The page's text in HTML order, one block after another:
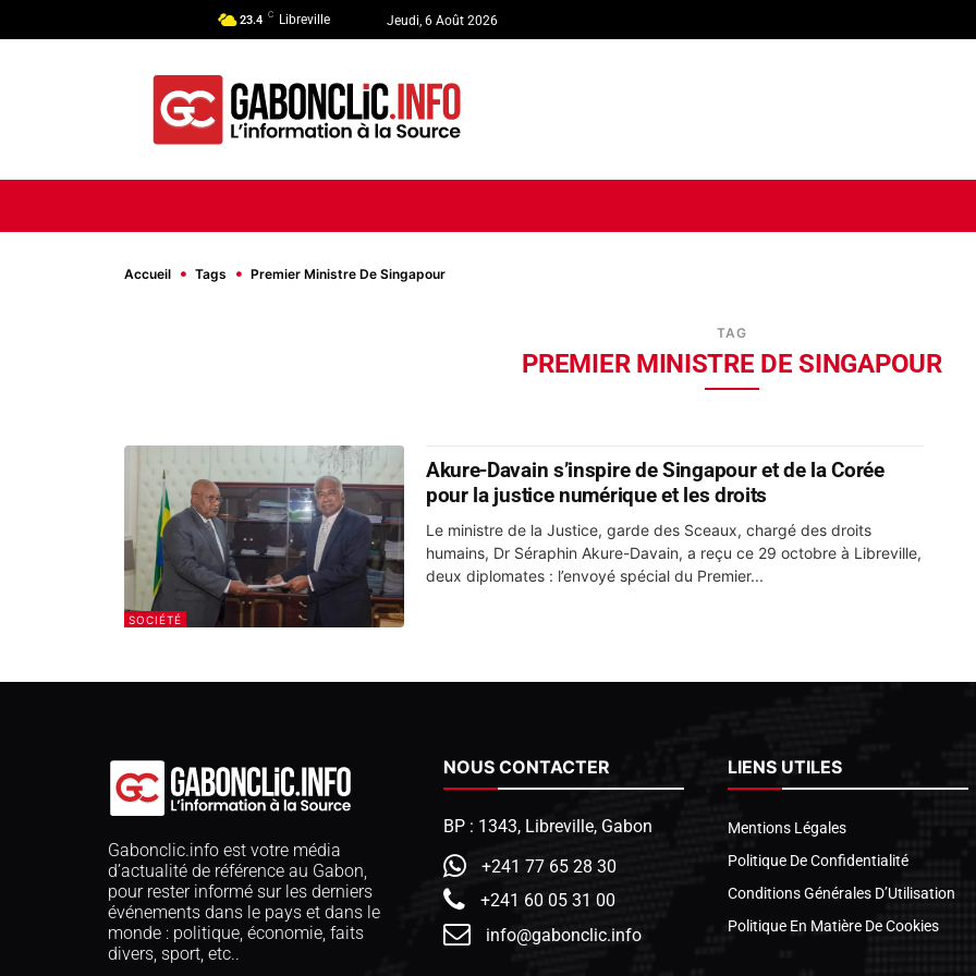
23.4 C Libreville Jeudi, 6 Août 2026
Accueil Tags Premier Ministre De Singapour
TAG
PREMIER MINISTRE DE SINGAPOUR
SOCIÉTÉ
Akure-Davain s’inspire de Singapour et de la Corée
pour la justice numérique et les droits
Le ministre de la Justice, garde des Sceaux, chargé des droits
humains, Dr Séraphin Akure-Davain, a reçu ce 29 octobre à Libreville,
deux diplomates : l’envoyé spécial du Premier...
Gabonclic.info est votre média
d’actualité de référence au Gabon,
pour rester informé sur les derniers
événements dans le pays et dans le
monde : politique, économie, faits
divers, sport, etc..
NOUS CONTACTER
BP : 1343, Libreville, Gabon
+241 77 65 28 30
+241 60 05 31 00
info@gabonclic.info
LIENS UTILES
Mentions Légales
Politique De Confidentialité
Conditions Générales D’Utilisation
Politique En Matière De Cookies